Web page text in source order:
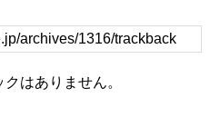
はありません。